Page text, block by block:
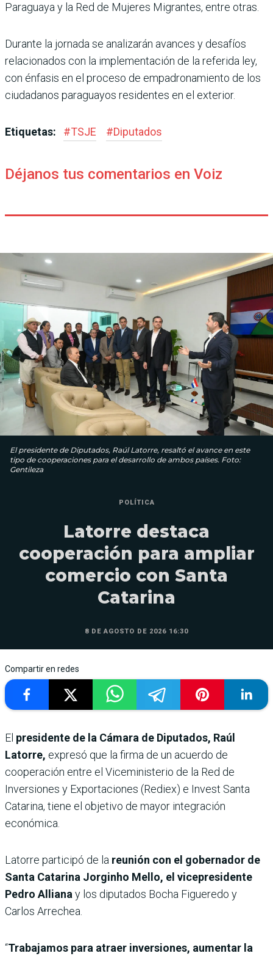
Paraguaya y la Red de Mujeres Migrantes, entre otras.
Durante la jornada se analizarán avances y desafíos
relacionados con la implementación de la referida ley,
con énfasis en el proceso de empadronamiento de los
ciudadanos paraguayos residentes en el exterior.
Etiquetas: #TSJE #Diputados
Déjanos tus comentarios en Voiz
El presidente de Diputados, Raúl Latorre, resaltó el avance en este
tipo de cooperaciones para el desarrollo de ambos países. Foto:
Gentileza
POLÍTICA
Latorre destaca
cooperación para ampliar
comercio con Santa
Catarina
8 DE AGOSTO DE 2026 16:30
Compartir en redes
El presidente de la Cámara de Diputados, Raúl
Latorre, expresó que la firma de un acuerdo de
cooperación entre el Viceministerio de la Red de
Inversiones y Exportaciones (Rediex) e Invest Santa
Catarina, tiene el objetivo de mayor integración
económica.
Latorre participó de la reunión con el gobernador de
Santa Catarina Jorginho Mello, el vicepresidente
Pedro Alliana y los diputados Bocha Figueredo y
Carlos Arrechea.
“Trabajamos para atraer inversiones, aumentar la